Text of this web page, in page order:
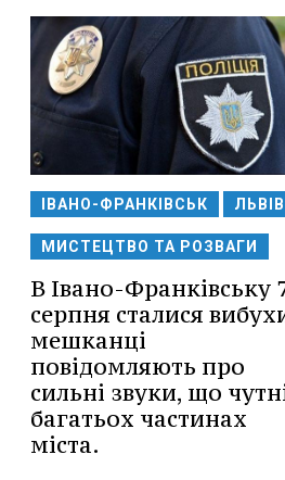
ІВАНО-ФРАНКІВСЬК ЛЬВІВ
МИСТЕЦТВО ТА РОЗВАГИ
В Івано-Франківську
серпня сталися
мешканці
повідомляють про
сильні звуки, що
багатьох частинах
міста.